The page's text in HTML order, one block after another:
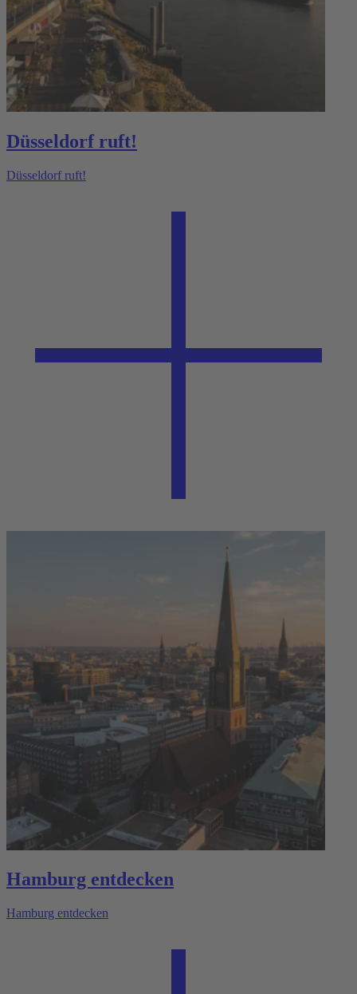
Düsseldorf ruft!
Düsseldorf ruft!
Hamburg entdecken
Hamburg entdecken